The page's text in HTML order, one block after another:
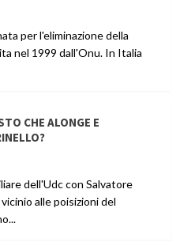
per l'eliminazione della
nel 1999 dall'Onu. In Italia
CHE ALONGE E
dell'Udc con Salvatore
alle poisizioni del